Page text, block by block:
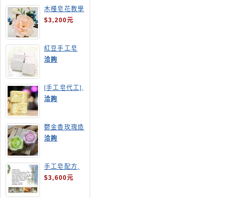
木槿皂花教學
$3,200元
紅豆手工皂
洽詢
[手工皂代工],
羊奶皂
洽詢
鬱金香玫瑰造
型手工皂
洽詢
手工皂配方,
手工皂教學
$3,600元